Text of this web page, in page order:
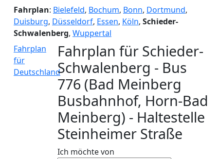
Fahrplan: Bielefeld, Bochum, Bonn, Dortmund,
Duisburg, Düsseldorf, Essen, Köln, Schieder-
Schwalenberg, Wuppertal
Fahrplan
für
Deutschland
Fahrplan für Schieder-
Schwalenberg - Bus
776 (Bad Meinberg
Busbahnhof, Horn-Bad
Meinberg) - Haltestelle
Steinheimer Straße
Ich möchte von